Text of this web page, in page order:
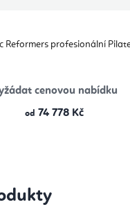
Reformers profesionální
cenovou nabídku
od 74 778 Kč